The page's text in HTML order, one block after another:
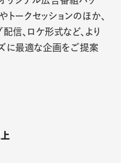
トークセッションのほか、
信、ロケ形式など、より
に最適な企画をご提案